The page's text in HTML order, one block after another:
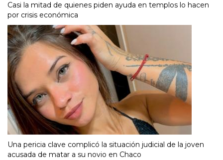
Casi la mitad de quienes piden ayuda en templos lo hacen
por crisis económica
Una pericia clave complicó la situación judicial de la joven
acusada de matar a su novio en Chaco